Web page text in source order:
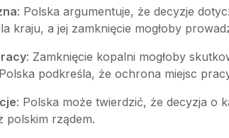
: Polska argumentuje, że decyzje
kraju, a jej zamknięcie mogłoby
: Zamknięcie kopalni mogłoby
podkreśla, że ochrona miejsc
: Polska może twierdzić, że decyzja o
polskim rządem.